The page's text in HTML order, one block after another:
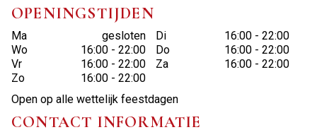
OPENINGSTIJDEN
Ma gesloten Di
16:00 - 22:00
Wo
16:00 - 22:00 Do
16:00 - 22:00
Vr
16:00 - 22:00 Za
16:00 - 22:00
Zo
16:00 - 22:00
Open op alle wettelijk feestdagen
CONTACT INFORMATIE